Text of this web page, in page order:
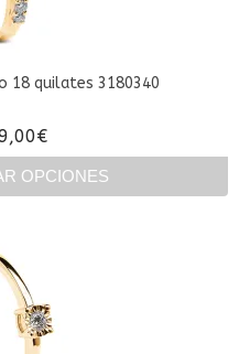
se
pueden
en
de
producto
18 quilates 3180340
€
OPCIONES
múltiples
variantes.
Las
opciones